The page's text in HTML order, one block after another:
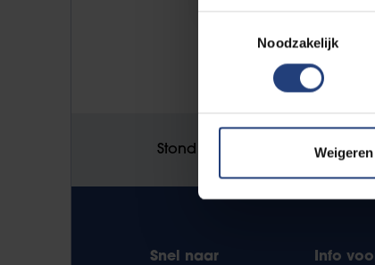
Noodzakelijk
Weigeren
Stond er een fout op deze
Snel naar Info